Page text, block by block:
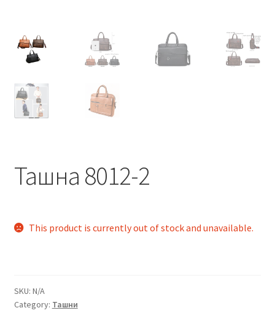
Ташна 8012-2
This product is currently out of stock and unavailable.
SKU: N/A
Category: Ташни